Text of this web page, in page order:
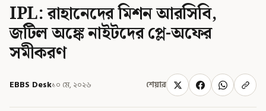
IPL: রাহানেদের মিশন আরসিবি,
জটিল অঙ্কে নাইটদের প্লে-অফের
সমীকরণ
EBBS Desk১০ মে, ২০২৬ শেয়ার